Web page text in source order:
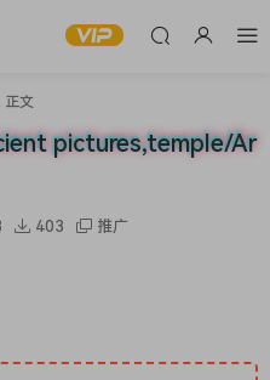
正文
pictures,temple/Ar
403 推广